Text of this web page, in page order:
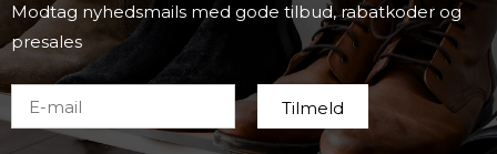
Modtag nyhedsmails med gode tilbud, rabatkoder og
presales